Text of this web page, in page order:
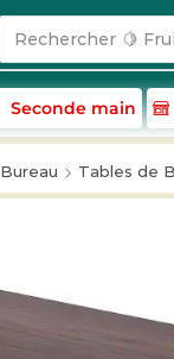
Rechercher 🥛
Seconde main
Bureau Tables de